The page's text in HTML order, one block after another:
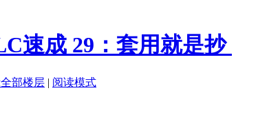
速成 29：套用就是抄
部楼层 | 阅读模式